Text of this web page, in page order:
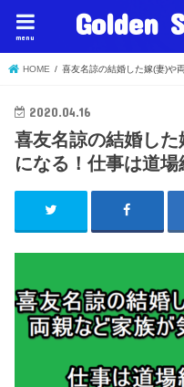
Golden
menu
HOME 喜友名諒の結婚した嫁(妻)や
2020.04.16
喜友名諒の結婚し
になる！仕事は道場